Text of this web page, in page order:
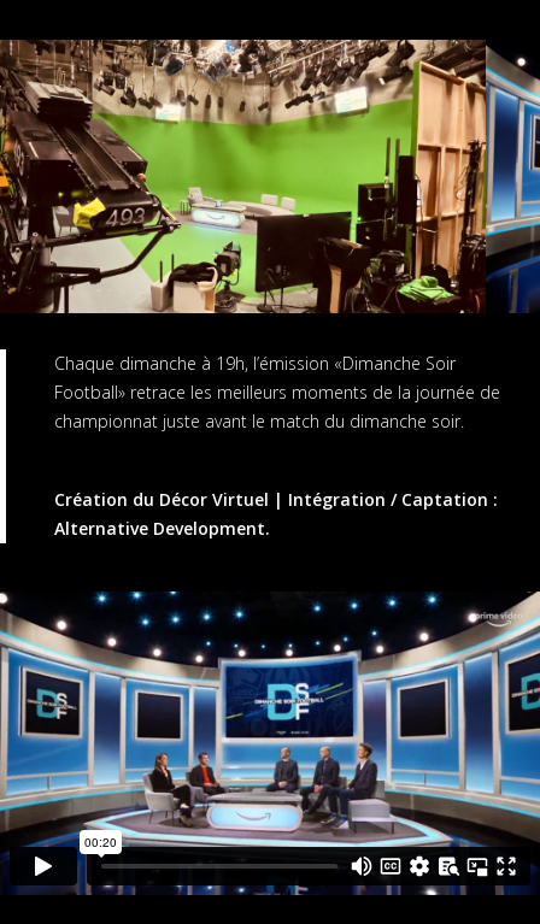
Chaque dimanche à 19h, l’émission «Dimanche Soir
Football» retrace les meilleurs moments de la journée de
championnat juste avant le match du dimanche soir.
Création du Décor Virtuel | Intégration / Captation :
Alternative Development.